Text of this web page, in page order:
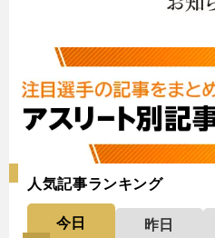
人気記事ランキング
今日 昨日